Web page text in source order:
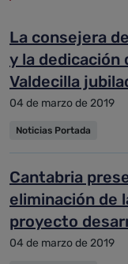
La consejera
y la dedicación
Valdecilla
04 de marzo de 2019
Noticias Portada
Cantabria
eliminación de
proyecto
04 de marzo de 2019